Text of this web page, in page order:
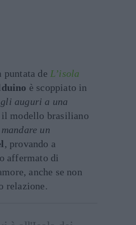
de L’isola
è scoppiato in
auguri a una
il modello brasiliano
un
, provando a
affermato di
anche se non
relazione.